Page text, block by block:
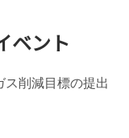
ベント
削減目標の提出